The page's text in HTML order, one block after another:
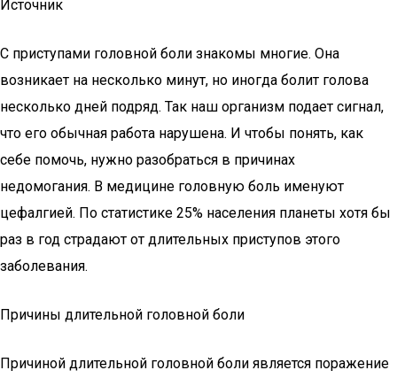
Источник
С приступами головной боли знакомы многие. Она
возникает на несколько минут, но иногда болит голова
несколько дней подряд. Так наш организм подает сигнал,
что его обычная работа нарушена. И чтобы понять, как
себе помочь, нужно разобраться в причинах
недомогания. В медицине головную боль именуют
цефалгией. По статистике 25% населения планеты хотя бы
раз в год страдают от длительных приступов этого
заболевания.
Причины длительной головной боли
Причиной длительной головной боли является поражение